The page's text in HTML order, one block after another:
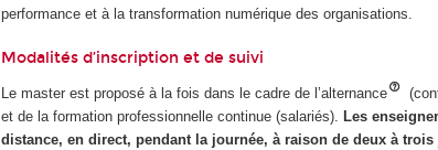
performance et à la transformation numérique des organisations.
Modalités d’inscription et de suivi
Le master est proposé à la fois dans le cadre de l’alternance
et de la formation professionnelle continue (salariés). Les
distance, en direct, pendant la journée, à raison de deux à